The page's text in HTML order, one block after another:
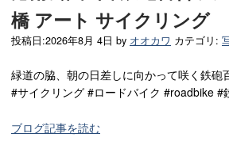
橋 アート サイクリング
投稿日:2026年8月 4日 by オオカワ カテゴリ:
緑道の脇、朝の日差しに向かって咲く鉄砲
#サイクリング #ロードバイク #roadbike #
ブログ記事を読む